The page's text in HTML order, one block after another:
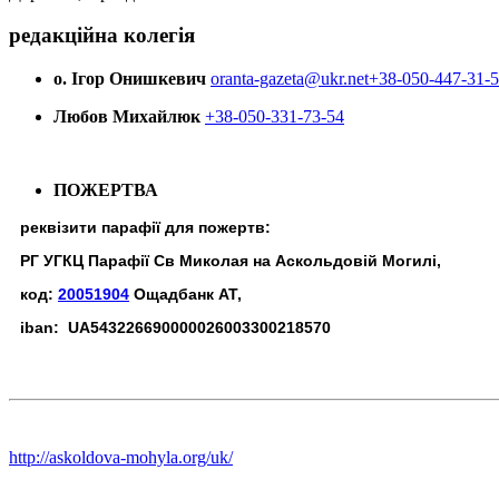
редакційна колегія
о. Ігор Онишкевич oranta-gazeta@ukr.net+38-050-447-31-
Любов Михайлюк +38-050-331-73-54
ПОЖЕРТВА
реквізити парафії для пожертв:
РГ УГКЦ Парафії Св Миколая на Аскольдовій Могилі,
код: 20051904 Ощадбанк АТ,
iban: UA543226690000026003300218570
http://askoldova-mohyla.org/uk/